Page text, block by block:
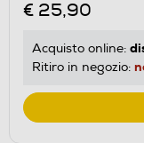
€ 25,90
Acquisto online:
Ritiro in negozio: